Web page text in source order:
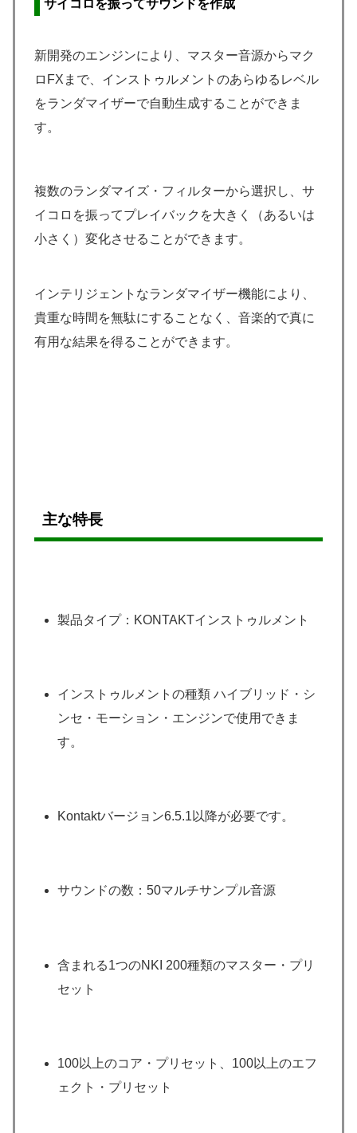
サイコロを振ってサウンドを作成
新開発のエンジンにより、マスター音源からマク
ロFXまで、インストゥルメントのあらゆるレベル
をランダマイザーで自動生成することができま
す。
複数のランダマイズ・フィルターから選択し、サ
イコロを振ってプレイバックを大きく（あるいは
小さく）変化させることができます。
インテリジェントなランダマイザー機能により、
貴重な時間を無駄にすることなく、音楽的で真に
有用な結果を得ることができます。
主な特長
製品タイプ：KONTAKTインストゥルメント
インストゥルメントの種類 ハイブリッド・シ
ンセ・モーション・エンジンで使用できま
す。
Kontaktバージョン6.5.1以降が必要です。
サウンドの数：50マルチサンプル音源
含まれる1つのNKI 200種類のマスター・プリ
セット
100以上のコア・プリセット、100以上のエフ
ェクト・プリセット